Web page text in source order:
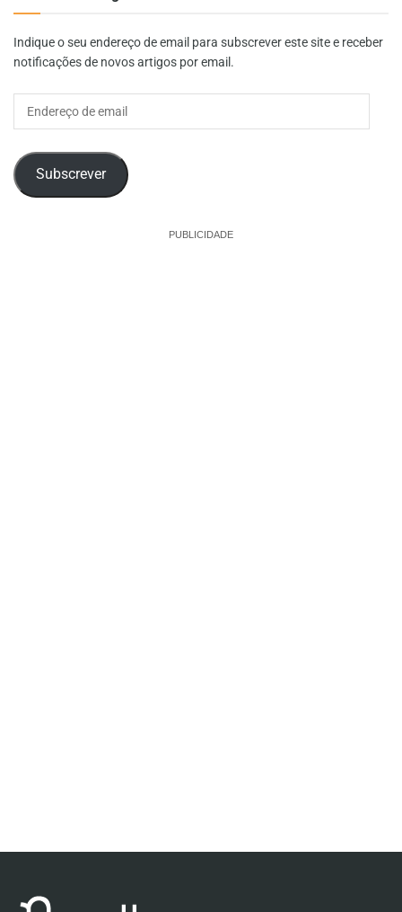
Indique o seu endereço de email para subscrever este site e receber
notificações de novos artigos por email.
Subscrever
PUBLICIDADE